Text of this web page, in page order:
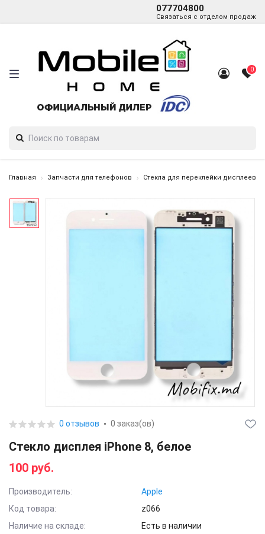
077704800
Связаться с отделом продаж
0
Главная Запчасти для телефонов Стекла для переклейки дисплеев
0 отзывов 0 заказ(ов)
Стекло дисплея iPhone 8, белое
100 руб.
Производитель:
Apple
Код товара:
z066
Наличие на складе:
Есть в наличии